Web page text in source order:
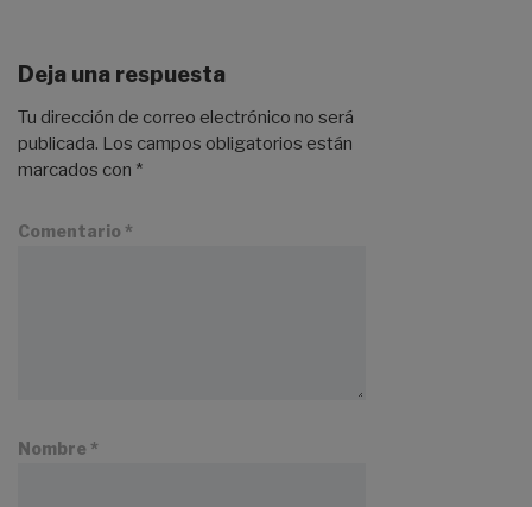
Deja una respuesta
Tu dirección de correo electrónico no será
publicada. Los campos obligatorios están
marcados con *
Comentario *
Nombre *